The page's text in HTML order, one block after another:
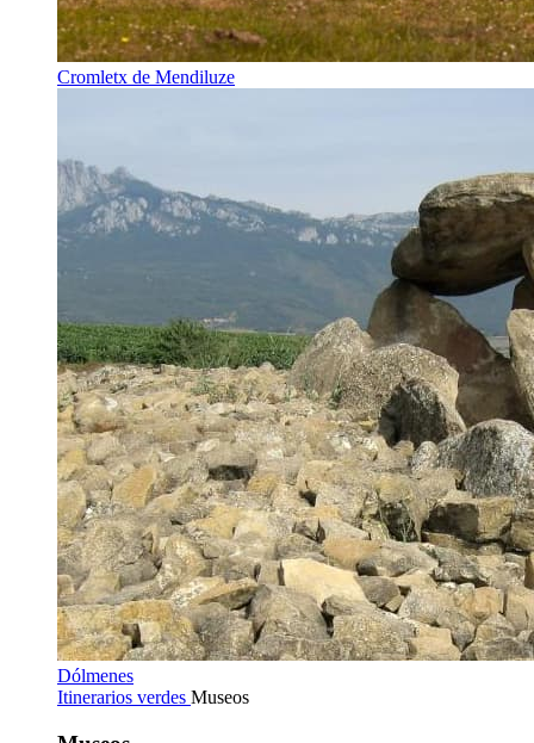
Cromletx de Mendiluze
Dólmenes
Itinerarios verdes Museos